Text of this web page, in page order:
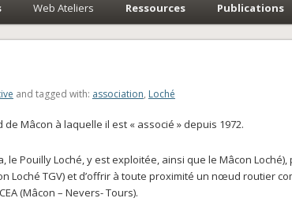
Web Ateliers Ressources Publications
and tagged with: association, Loché
Mâcon à laquelle il est « associé » depuis 1972.
le Pouilly Loché, y est exploitée, ainsi que le Mâcon
Loché TGV) et d’offrir à toute proximité un nœud routier
(Mâcon – Nevers- Tours).